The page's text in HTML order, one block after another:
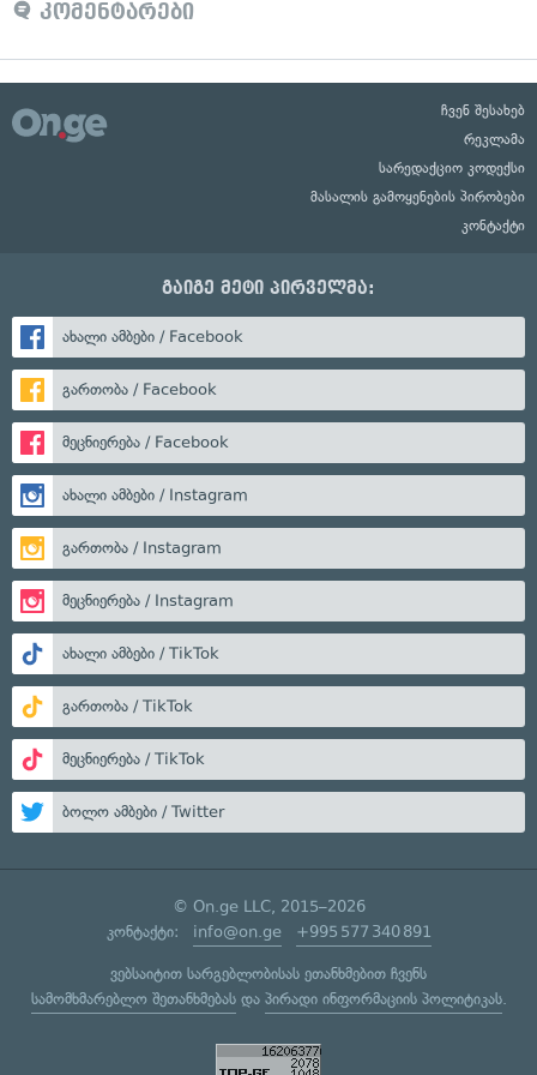
კომენტარები
ჩვენ შესახებ
რეკლამა
სარედაქციო კოდექსი
მასალის გამოყენების პირობები
კონტაქტი
გაიგე მეტი პირველმა:
ახალი ამბები / Facebook
გართობა / Facebook
მეცნიერება / Facebook
ახალი ამბები / Instagram
გართობა / Instagram
მეცნიერება / Instagram
ახალი ამბები / TikTok
გართობა / TikTok
მეცნიერება / TikTok
ბოლო ამბები / Twitter
© On.ge LLC, 2015–2026
კონტაქტი: info@on.ge +995 577 340 891
ვებსაიტით სარგებლობისას ეთანხმებით ჩვენს
სამომხმარებლო შეთანხმებასდა პირადი ინფორმაციის პოლიტიკას.